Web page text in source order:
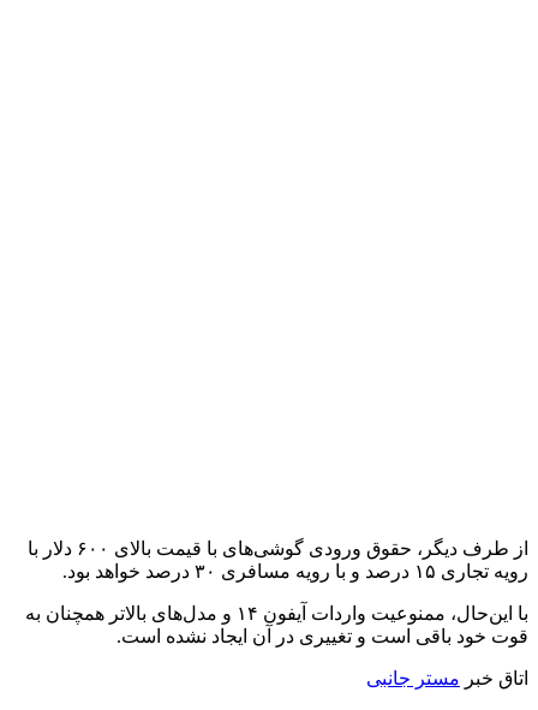
از طرف دیگر، حقوق ورودی گوشی‌های با قیمت بالای ۶۰۰ دلار با
رویه تجاری ۱۵ درصد و با رویه مسافری ۳۰ درصد خواهد بود.
با این‌حال، ممنوعیت واردات آیفون ۱۴ و مدل‌های بالاتر همچنان به
قوت خود باقی است و تغییری در آن ایجاد نشده است.
اتاق خبر مستر جانبی